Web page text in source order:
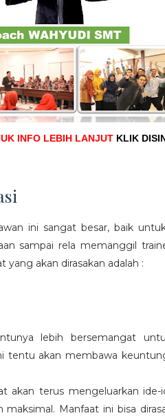
INFO LEBIH LANJUT KLIK
ini sangat besar, baik
sampai rela memanggil
yang akan dirasakan adalah :
lebih bersemangat
tentu akan membawa
akan terus mengeluarkan
maksimal. Manfaat ini bisa